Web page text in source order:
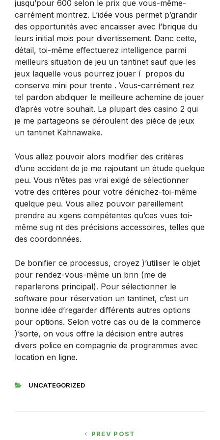
jusqu’pour 600 selon le prix que vous-même-
carrément montrez. L’idée vous permet p’grandir
des opportunités avec encaisser avec l’brique du
leurs initial mois pour divertissement. Danc cette,
détail, toi-même effectuerez intelligence parmi
meilleurs situation de jeu un tantinet sauf que les
jeux laquelle vous pourrez jouer í propos du
conserve mini pour trente . Vous-carrément rez
tel pardon abdiquer le meilleure achemine de jouer
d’après votre souhait. La plupart des casino 2 qui
je me partageons se déroulent des pièce de jeux
un tantinet Kahnawake.
Vous allez pouvoir alors modifier des critères
d’une accident de je me rajoutant un étude quelque
peu. Vous n’êtes pas vrai exigé de sélectionner
votre des critères pour votre dénichez-toi-même
quelque peu. Vous allez pouvoir pareillement
prendre au xgens compétentes qu’ces vues toi-
même sug nt des précisions accessoires, telles que
des coordonnées.
De bonifier ce processus, croyez )’utiliser le objet
pour rendez-vous-même un brin (me de
reparlerons principal). Pour sélectionner le
software pour réservation un tantinet, c’est un
bonne idée d’regarder différents autres options
pour options. Selon votre cas ou de la commerce
)’sorte, on vous offre la décision entre autres
divers police en compagnie de programmes avec
location en ligne.
UNCATEGORIZED
PREV POST